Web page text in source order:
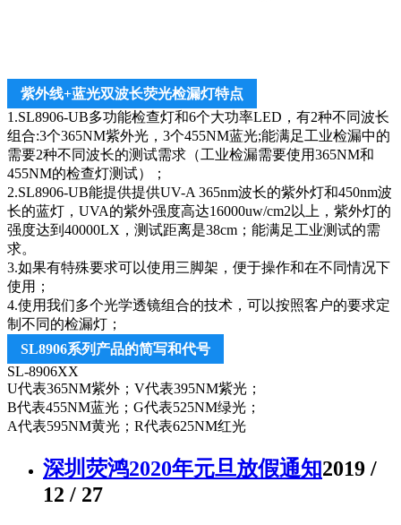
紫外线+蓝光双波长荧光检漏灯特点
1.SL8906-UB多功能检查灯和6个大功率LED，有2种不同波长
组合:3个365NM紫外光，3个455NM蓝光;能满足工业检漏中的
需要2种不同波长的测试需求（工业检漏需要使用365NM和
455NM的检查灯测试）；
2.SL8906-UB能提供提供UV-A 365nm波长的紫外灯和450nm波
长的蓝灯，UVA的紫外强度高达16000uw/cm2以上，紫外灯的
强度达到40000LX，测试距离是38cm；能满足工业测试的需
求。
3.如果有特殊要求可以使用三脚架，便于操作和在不同情况下
使用；
4.使用我们多个光学透镜组合的技术，可以按照客户的要求定
制不同的检漏灯；
SL8906系列产品的简写和代号
SL-8906XX
U代表365NM紫外；V代表395NM紫光；
B代表455NM蓝光；G代表525NM绿光；
A代表595NM黄光；R代表625NM红光
深圳荧鸿2020年元旦放假通知2019 /
12 / 27